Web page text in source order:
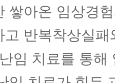
쌓아온 임상경
고 반복착상실
임 치료를 통해